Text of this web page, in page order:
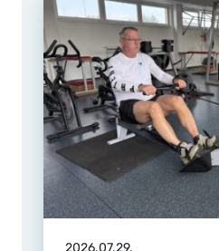
2026.07.29.